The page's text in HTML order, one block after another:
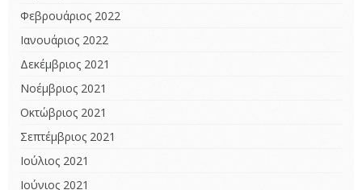
Φεβρουάριος 2022
Ιανουάριος 2022
Δεκέμβριος 2021
Νοέμβριος 2021
Οκτώβριος 2021
Σεπτέμβριος 2021
Ιούλιος 2021
Ιούνιος 2021